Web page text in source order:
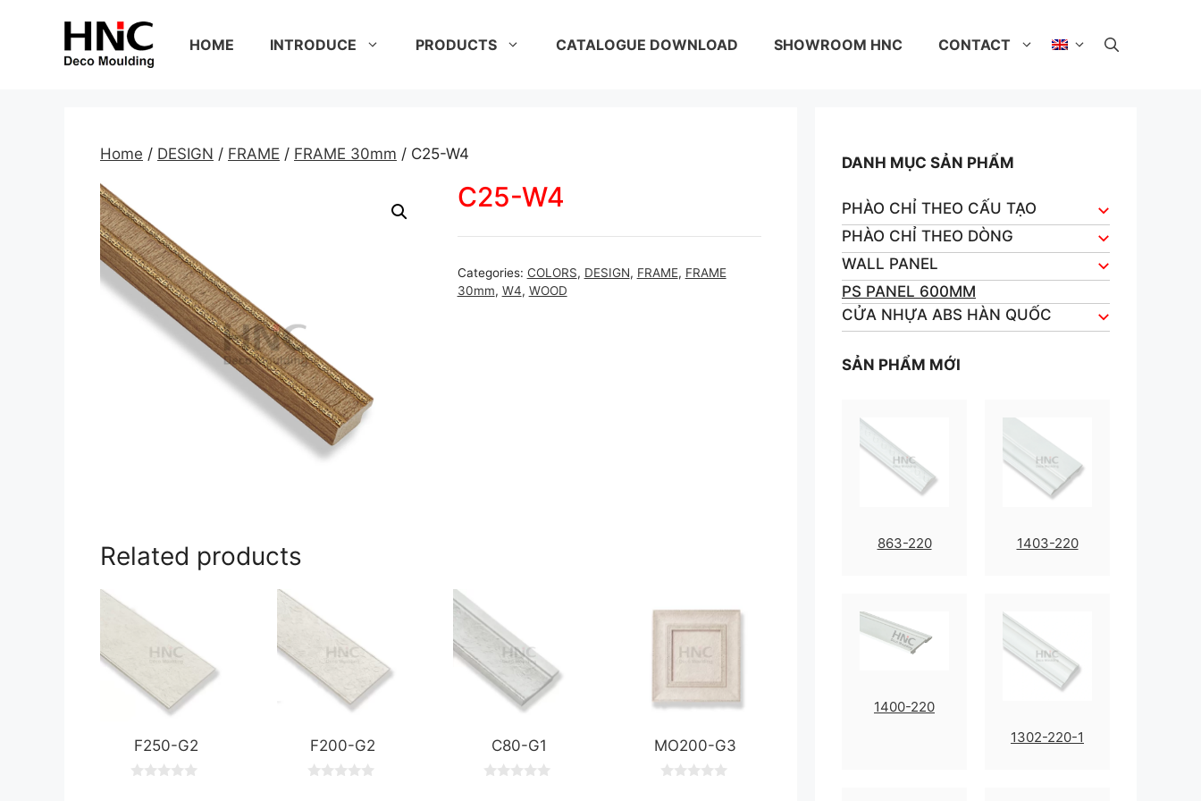
HOME INTRODUCE PRODUCTS CATALOGUE DOWNLOAD SHOWROOM HNC CONTACT
Home / DESIGN / FRAME / FRAME 30mm / C25-W4
C25-W4
Categories: COLORS, DESIGN, FRAME, FRAME
30mm, W4, WOOD
Related products
F250-G2 F200-G2 C80-G1 MO200-G3
DANH MỤC SẢN PHẨM
PHÀO CHỈ THEO CẤU TẠO
PHÀO CHỈ THEO DÒNG
WALL PANEL
PS PANEL 600MM
CỬA NHỰA ABS HÀN QUỐC
SẢN PHẨM MỚI
863-220 1403-220
1400-220
1302-220-1